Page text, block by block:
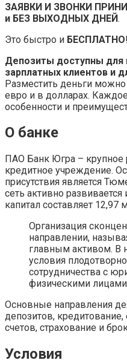
ЗАЯВКИ И ЗВОНКИ
и БЕЗ ВЫХОДНЫХ ДНЕЙ.
Это быстро и БЕСПЛАТНО!
Депозиты доступны для
зарплатных клиентов и
Разместить деньги
евро и в долларах.
особенности и
О банке
ПАО Банк Югра – крупное
кредитное учреждение.
присутствия является
сеть активно развивается
капитал составляет 12,97
Организация
направлении,
главным активом. В
условия
сотрудничества с
физическими
Основные направления
депозитов,
счетов, страхование и
Условия